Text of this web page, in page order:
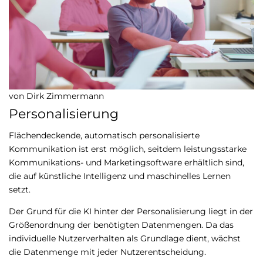
von Dirk Zimmermann
Personalisierung
Flächendeckende, automatisch personalisierte
Kommunikation ist erst möglich, seitdem leistungsstarke
Kommunikations- und Marketingsoftware erhältlich sind,
die auf künstliche Intelligenz und maschinelles Lernen
setzt.
Der Grund für die KI hinter der Personalisierung liegt in der
Größenordnung der benötigten Datenmengen. Da das
individuelle Nutzerverhalten als Grundlage dient, wächst
die Datenmenge mit jeder Nutzerentscheidung.